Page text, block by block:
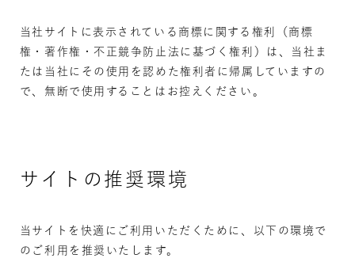
当社サイトに表示されている商標に関する権利（商標
権・著作権・不正競争防止法に基づく権利）は、当社ま
たは当社にその使用を認めた権利者に帰属していますの
で、無断で使用することはお控えください。
サイトの推奨環境
当サイトを快適にご利用いただくために、以下の環境で
のご利用を推奨いたします。